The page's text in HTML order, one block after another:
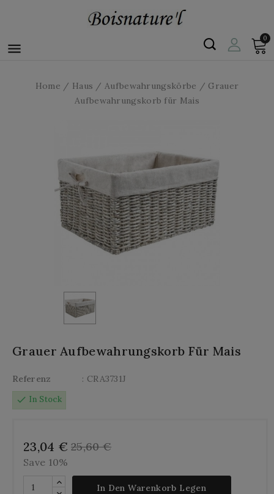

0
Home Haus Aufbewahrungskörbe
Grauer
Aufbewahrungskorb für Mais
Grauer Aufbewahrungskorb Für Mais
Referenz
: CRA3731J
check In Stock
23,04 € 25,60 €
Save 10%
In Den Warenkorb Legen